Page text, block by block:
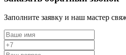
Заполните заявку и наш мастер